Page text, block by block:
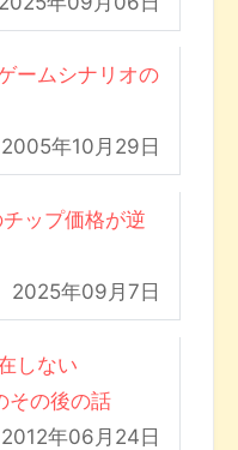
ームシナリオの
2005年10月29日
ップ価格が逆
2025年09月7日
しない
その後の話
2012年06月24日